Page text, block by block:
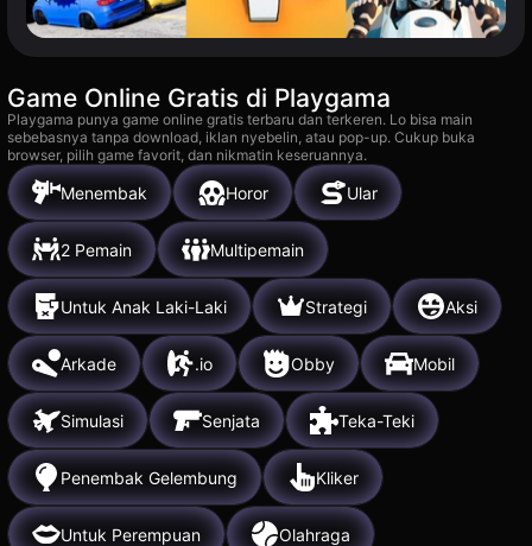
Game Online Gratis di Playgama
Playgama punya game online gratis terbaru dan terkeren. Lo bisa main
sebebasnya tanpa download, iklan nyebelin, atau pop-up. Cukup buka
browser, pilih game favorit, dan nikmatin keseruannya.
Menembak Horor Ular
2 Pemain Multipemain
Untuk Anak Laki-Laki Strategi Aksi
Arkade .io Obby Mobil
Simulasi Senjata Teka-Teki
Penembak Gelembung Kliker
Untuk Perempuan Olahraga